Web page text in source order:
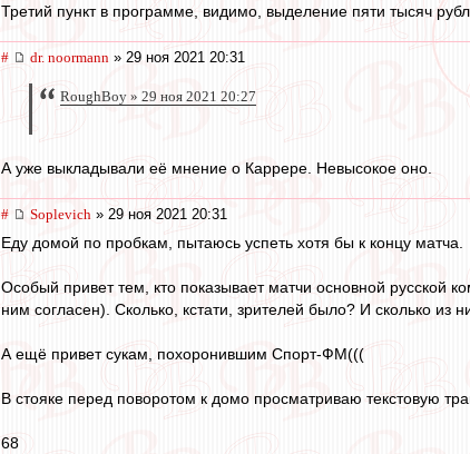
Третий пункт в программе, видимо, выделение пяти тысяч
# dr. noormann » 29 ноя 2021 20:31
RoughBoy » 29 ноя 2021 20:27
А уже выкладывали её мнение о Каррере. Невысокое оно.
# Soplevich » 29 ноя 2021 20:31
Еду домой по пробкам, пытаюсь успеть хотя бы к концу матча.
Особый привет тем, кто показывает матчи основной русской
ним согласен). Сколько, кстати, зрителей было? И сколько из
А ещё привет сукам, похоронившим Спорт-ФМ(((
В стояке перед поворотом к домо просматриваю текстовую
68